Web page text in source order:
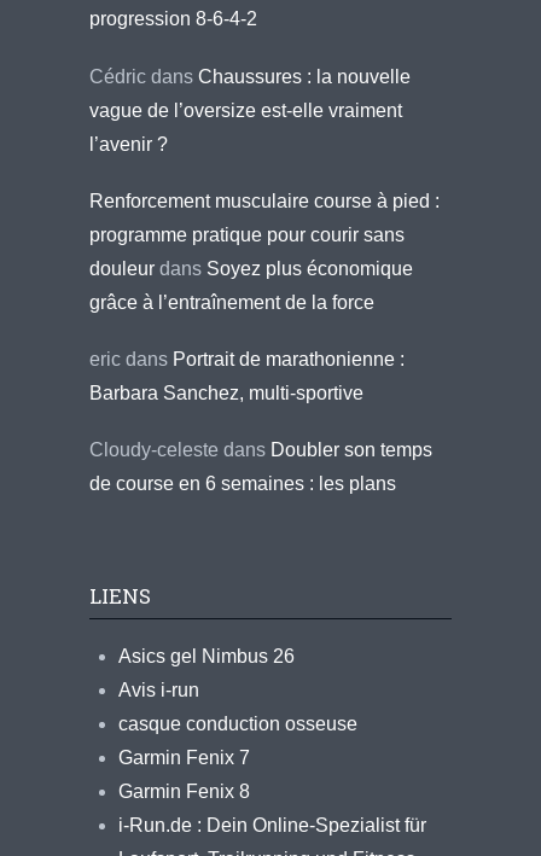
progression 8-6-4-2
Cédric dans Chaussures : la nouvelle
vague de l’oversize est-elle vraiment
l’avenir ?
Renforcement musculaire course à pied :
programme pratique pour courir sans
douleur dans Soyez plus économique
grâce à l’entraînement de la force
eric dans Portrait de marathonienne :
Barbara Sanchez, multi-sportive
Cloudy-celeste dans Doubler son temps
de course en 6 semaines : les plans
LIENS
Asics gel Nimbus 26
Avis i-run
casque conduction osseuse
Garmin Fenix 7
Garmin Fenix 8
i-Run.de : Dein Online-Spezialist für